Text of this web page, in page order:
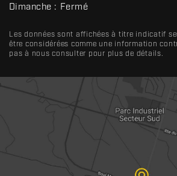
Dimanche : Fermé
Les données sont affichées à titre indicatif
être considérées comme une information
pas à nous consulter pour plus de détails.